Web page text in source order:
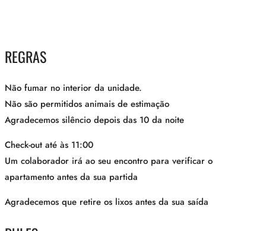
REGRAS
Não fumar no interior da unidade.
Não são permitidos animais de estimação
Agradecemos silêncio depois das 10 da noite
Check-out até às 11:00
Um colaborador irá ao seu encontro para verificar o
apartamento antes da sua partida
Agradecemos que retire os lixos antes da sua saída